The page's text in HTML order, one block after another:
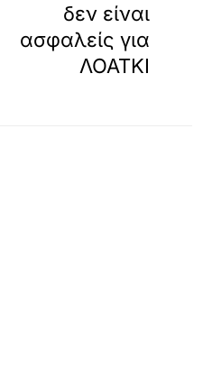
δεν είναι
ασφαλείς για
ΛΟΑΤΚΙ